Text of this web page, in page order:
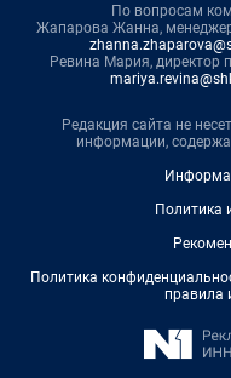
По вопросам
Жапарова Жанна,
Ревина Мария, директор
Редакция сайта не
информации,
Политика
Политика
правила